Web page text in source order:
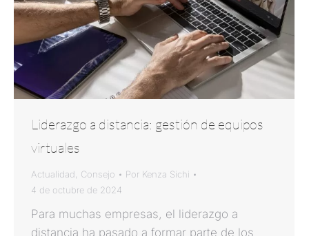
Liderazgo a distancia: gestión de equipos
virtuales
Actualidad Consejo Por Kenza Sichi
4 de octubre de 2024
Para muchas empresas, el liderazgo a
distancia ha pasado a formar parte de los